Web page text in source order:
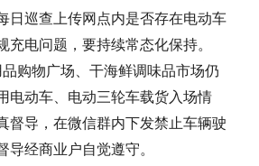
日巡查上传网点内是否存在电动车
充电问题，要持续常态化保持。
购物广场、干海鲜调味品市场仍
电动车、电动三轮车载货入场情
督导，在微信群内下发禁止车辆驶
导经商业户自觉遵守。